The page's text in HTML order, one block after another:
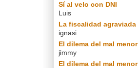
Sí al velo con DNI
Luis
La fiscalidad agraviada
ignasi
El dilema del mal menor
jimmy
El dilema del mal menor